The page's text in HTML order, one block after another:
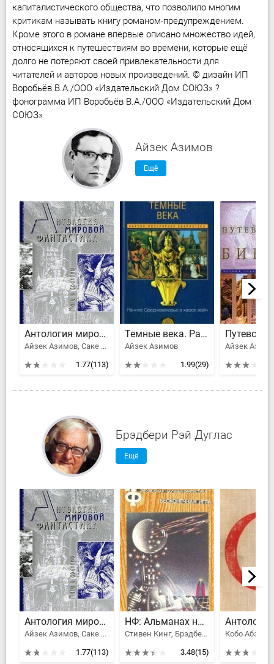
капиталистического общества, что позволило многим
критикам называть книгу романом-предупреждением.
Кроме этого в романе впервые описано множество идей,
относящихся к путешествиям во времени, которые ещё
долго не потеряют своей привлекательности для
читателей и авторов новых произведений. © дизайн ИП
Воробьёв В.А./ООО «Издательский Дом СОЮЗ» ?
фонограмма ИП Воробьёв В.А./ООО «Издательский Дом
СОЮЗ»
Айзек Азимов
Ещё
Антология мировой фантастики. Том 3. Волшебная страна
Айзек Азимов, Саке Комацу, Клайв Стейплз Льюис, Толстой Алексей Николаевич, Желязны Роджер Джозеф, Брэдбери Рэй Дуглас, Ефремов Иван Антонович, Гаррисон Гарри, Рей Жан, Гансовский Север Феликсович, Лейнстер Мюррей, Гамильтон Эдмонд Мур, Муркок Майкл Джон, Блох Роберт Альберт, Хаецкая Елена Владимировна, Лавкрафт Говард Филлипс, Конан Дойл Артур Игнатиус, Головачев Василий Васильевич, Орлов Алекс, Саймак Клиффорд Дональд, Говард Роберт Эдвин, Смит Джордж Генри, Андерсон Пол Уильям, Вэнс Джек Холбрук, Дивов Олег Игоревич, Трускиновская Далия Мейеровна, Кудрявцев Леонид Викторович, Биленкин Дмитрий Александрович, Вейнбаум Стенли, Олдисс Брайан Уилсон, Ван Вогт Альфред Элтон, Дель Рей Лестер, Клейн Жерар, Сильверберг Роберт, Калугин Алексей Александрович, Тургенев Иван Сергеевич, Говард Роберт Ирвин, Мэйчен Артур Ллевелин, Дик Филип Киндред, Саломатов Андрей Васильевич, Миллер-младший Уолтер Майкл
1.77(113)
Темные века. Раннее Средневековье в хаосе войн
Айзек Азимов
1.99(29)
Айзек
Брэдбери Рэй Дуглас
Ещё
Антология мировой фантастики. Том 3. Волшебная страна
Айзек Азимов, Саке Комацу, Клайв Стейплз Льюис, Толстой Алексей Николаевич, Желязны Роджер Джозеф, Брэдбери Рэй Дуглас, Ефремов Иван Антонович, Гаррисон Гарри, Рей Жан, Гансовский Север Феликсович, Лейнстер Мюррей, Гамильтон Эдмонд Мур, Муркок Майкл Джон, Блох Роберт Альберт, Хаецкая Елена Владимировна, Лавкрафт Говард Филлипс, Конан Дойл Артур Игнатиус, Головачев Василий Васильевич, Орлов Алекс, Саймак Клиффорд Дональд, Говард Роберт Эдвин, Смит Джордж Генри, Андерсон Пол Уильям, Вэнс Джек Холбрук, Дивов Олег Игоревич, Трускиновская Далия Мейеровна, Кудрявцев Леонид Викторович, Биленкин Дмитрий Александрович, Вейнбаум Стенли, Олдисс Брайан Уилсон, Ван Вогт Альфред Элтон, Дель Рей Лестер, Клейн Жерар, Сильверберг Роберт, Калугин Алексей Александрович, Тургенев Иван Сергеевич, Говард Роберт Ирвин, Мэйчен Артур Ллевелин, Дик Филип Киндред, Саломатов Андрей Васильевич, Миллер-младший Уолтер Майкл
1.77(113)
НФ: Альманах научной фантастики. Бесконечная игра
Стивен Кинг, Брэдбери Рэй Дуглас, Рассел Эрик Фрэнк, Старджон Теодор Гамильтон, Андерсон Пол Уильям, Воннегут Курт, Финней Джек, Каттнер Генри, Хайнлайн Роберт Энсон, Биггл-младший Ллойд
3.48(15)